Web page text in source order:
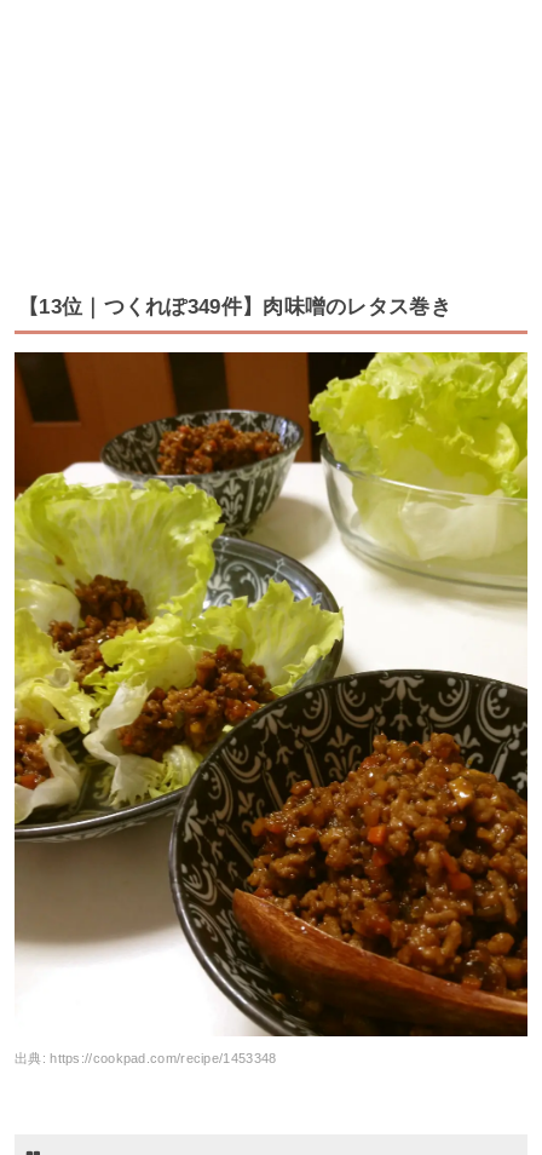
【13位｜つくれぽ349件】肉味噌のレタス巻き
出典:https://cookpad.com/recipe/1453348